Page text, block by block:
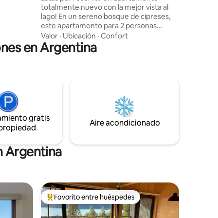
totalmente nuevo con la mejor vista al
lago! En un sereno bosque de cipreses,
este apartamento para 2 personas
ofrece vistas incomparables al Cerro
Catedral y Lago Gutiérrez. Disfrute de la
tranquilidad lejos del centro, pero con
💌 Tenemos más unidades. ¡Escribinos! ⭐
Top Airbnb de Bariloche
Valor · Ubicación · Confort
en Argentina
gratis
Aire acondicionado
Argentina
destacados Favorito entre los huéspedes más destacados
Favorito entre huéspedes